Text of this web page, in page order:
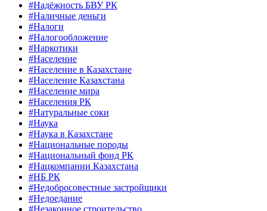
#Надёжность БВУ РК
#Наличные деньги
#Налоги
#Налогообложение
#Наркотики
#Население
#Население в Казахстане
#Население Казахстана
#Население мира
#Населения РК
#Натуральные соки
#Наука
#Наука в Казахстане
#Национальные породы
#Национальный фонд РК
#Нацкомпании Казахстана
#НБ РК
#Недобросовестные застройщики
#Недоедание